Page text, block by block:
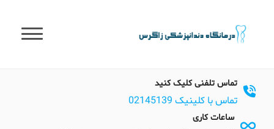
content
تماس تلفنی کلیک کنید
تماس با کلینیک 02145139
ساعات کاری